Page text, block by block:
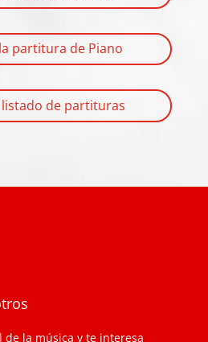
partitura de Piano
listado de partituras
la música y te interesa